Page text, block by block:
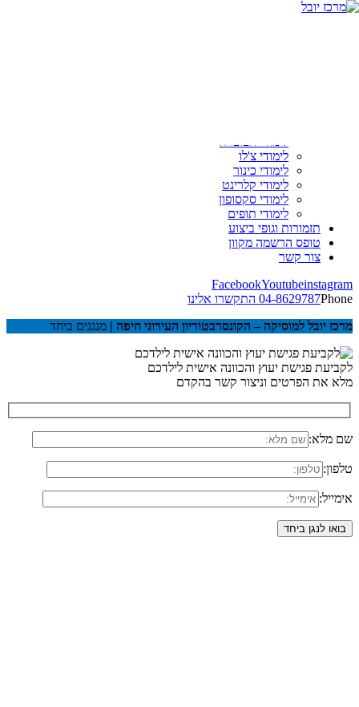
לימודי צ'לו
לימודי כינור
לימודי קלרינט
לימודי סקסופון
לימודי תופים
תזמורות וגופי ביצוע
טופס הרשמה מקוון
צור קשר
04-8629787 התקשרו אלינו
מרכז יובל למוסיקה – הקונסרבטוריון העירוני חיפה | מנגנים ביחד
לקביעת פגישת יעוץ והכוונה אישית לילדכם
מלא את הפרטים וניצור קשר בהקדם
שם מלא:
טלפון:
אימייל: